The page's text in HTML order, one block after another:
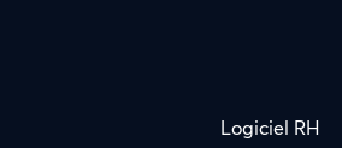
Logiciel RH